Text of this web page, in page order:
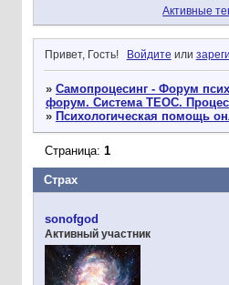
Активные
Привет, Гость! Войдите или
» Самопроцесинг - Форум
форум. Система ТЕОС.
» Психологическая помощь
Страх
Страница: 1
sonofgod
Активный участник